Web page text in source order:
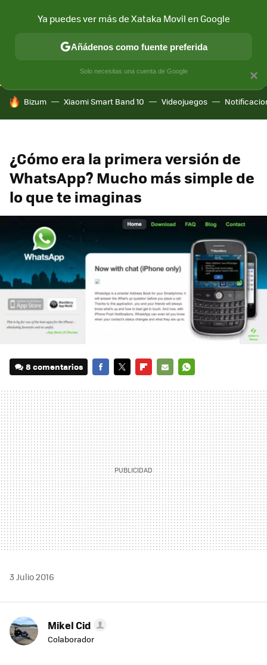
CONECTIVIDAD MÓVIL Y SOCIEDAD APLICACIONES
HOY SE HABLA DE
Bizum Xiaomi Smart Band 10 Videojuegos
¿Cómo era la primera versión de
WhatsApp? Mucho más simple de
lo que te imaginas
8 comentarios
MAIL
3 Julio 2016
Mikel Cid
Colaborador
×
Ya puedes ver más de Xataka Movil en Google
Añádenos como fuente preferida
Solo necesitas una cuenta de Google